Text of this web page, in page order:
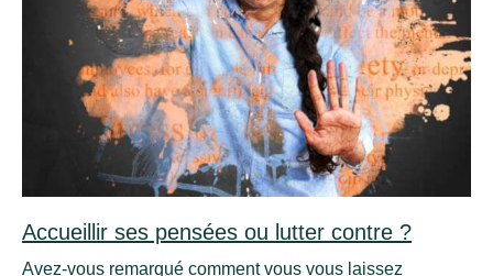
Accueillir ses pensées ou lutter contre ?
Avez-vous remarqué comment vous vous laissez